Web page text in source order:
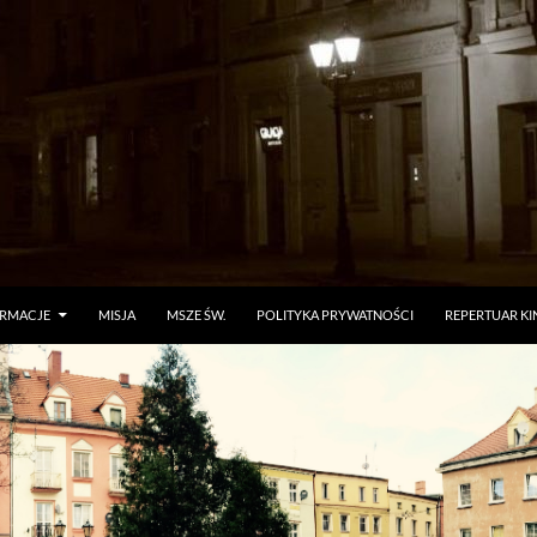
MISJA MSZE ŚW. POLITYKA PRYWATNOŚCI REPERTUAR